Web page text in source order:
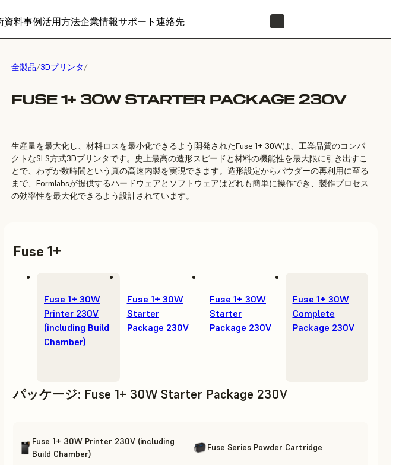
資料事例活用方法企業情報サポート 連絡先
全製品/3Dプリンタ/
FUSE 1+ 30W STARTER PACKAGE 230V
生産量を最大化し、材料ロスを最小化できるよう開発されたFuse 1+ 30Wは、工業品質のコンパ
クトなSLS方式3Dプリンタです。史上最高の造形スピードと材料の機能性を最大限に引き出すこ
とで、わずか数時間という真の高速内製を実現できます。造形設定からパウダーの再利用に至る
まで、Formlabsが提供するハードウェアとソフトウェアはどれも簡単に操作でき、製作プロセス
の効率性を最大化できるよう設計されています。
Fuse 1+
Fuse 1+ 30W
Printer 230V
(including Build
Chamber)
Fuse 1+ 30W
Starter
Package 230V
Fuse 1+ 30W
Starter
Package 230V
Fuse 1+ 30W
Complete
Package 230V
パッケージ: Fuse 1+ 30W Starter Package 230V
Fuse 1+ 30W Printer 230V (including
Build Chamber)
Fuse Series Powder Cartridge